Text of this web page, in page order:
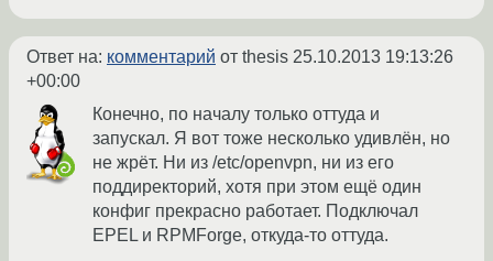
Ответ на: комментарий от thesis 25.10.2013 19:13:26
+00:00
Конечно, по началу только оттуда и
запускал. Я вот тоже несколько удивлён, но
не жрёт. Ни из /etc/openvpn, ни из его
поддиректорий, хотя при этом ещё один
конфиг прекрасно работает. Подключал
EPEL и RPMForge, откуда-то оттуда.